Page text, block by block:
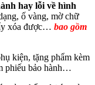
hay lỗi về hình
ố vàng, mờ chữ
xóa được… bao gồm
kiện, tặng phẩm kèm
phiếu bảo hành…